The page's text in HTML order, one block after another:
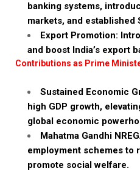
banking systems,
markets, and established
Export Promotion:
and boost India’s export
Contributions as Prime
Sustained Economic
high GDP growth,
global economic
Mahatma Gandhi
employment schemes to
promote social welfare.